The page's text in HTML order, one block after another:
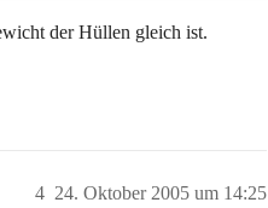
der Hüllen gleich ist.
24. Oktober 2005 um 14:25
4